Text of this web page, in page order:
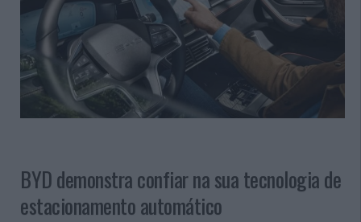
BYD demonstra confiar na sua tecnologia de
estacionamento automático